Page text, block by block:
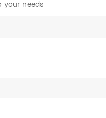
your needs